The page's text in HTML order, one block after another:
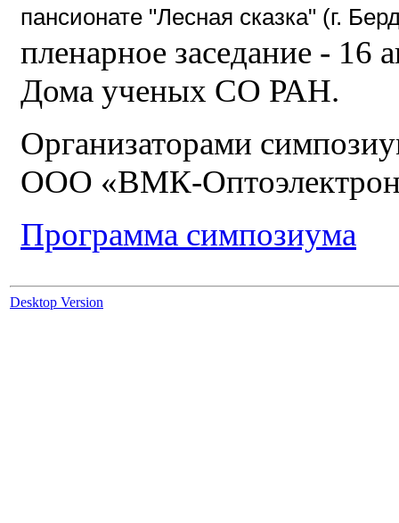
пансионате "Лесная сказка" (г.
пленарное заседание - 16
Дома ученых СО РАН.
Организаторами
ООО «ВМК-
Программа симпозиума
Desktop Version